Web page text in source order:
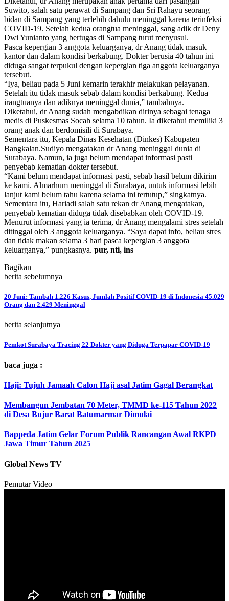
Suwito, salah satu perawat di Sampang dan Sri Rahayu seorang
bidan di Sampang yang terlebih dahulu meninggal karena terinfeksi
COVID-19. Setelah kedua orangtua meninggal, sang adik dr Deny
Dwi Yunianto yang bertugas di Sampang turut menyusul.
Pasca kepergian 3 anggota keluarganya, dr Anang tidak masuk
kantor dan dalam kondisi berkabung. Dokter berusia 40 tahun ini
diduga sangat terpukul dengan kepergian tiga anggota keluarganya
tersebut.
“Iya, beliau pada 5 Juni kemarin terakhir melakukan pelayanan.
Setelah itu tidak masuk sebab dalam kondisi berkabung. Kedua
irangtuanya dan adiknya meninggal dunia,” tambahnya.
Diketahui, dr Anang sudah mengabdikan dirinya sebagai tenaga
medis di Puskesmas Socah selama 10 tahun. Ia diketahui memiliki 3
orang anak dan berdomisili di Surabaya.
Sementara itu, Kepala Dinas Kesehatan (Dinkes) Kabupaten
Bangkalan.Sudiyo mengatakan dr Anang meninggal dunia di
Surabaya. Namun, ia juga belum mendapat informasi pasti
penyebab kematian dokter tersebut.
“Kami belum mendapat informasi pasti, sebab hasil belum dikirim
ke kami. Almarhum meninggal di Surabaya, untuk informasi lebih
lanjut kami belum tahu karena selama ini tertutup,” singkatnya.
Sementara itu, Hariadi salah satu rekan dr Anang mengatakan,
penyebab kematian diduga tidak disebabkan oleh COVID-19.
Menurut informasi yang ia terima, dr Anang mengalami stres setelah
ditinggal oleh 3 anggota keluarganya. “Saya dapat info, beliau stres
dan tidak makan selama 3 hari pasca kepergian 3 anggota
keluarganya,” pungkasnya. pur, nti, ins
Bagikan
berita sebelumnya
20 Juni: Tambah 1.226 Kasus, Jumlah Positif COVID-19 di Indonesia 45.029
Orang dan 2.429 Meninggal
berita selanjutnya
Pemkot Surabaya Tracing 22 Dokter yang Diduga Terpapar COVID-19
baca juga :
Haji: Tujuh Jamaah Calon Haji asal Jatim Gagal Berangkat
Membangun Jembatan 70 Meter, TMMD ke-115 Tahun 2022
di Desa Bujur Barat Batumarmar Dimulai
Bappeda Jatim Gelar Forum Publik Rancangan Awal RKPD
Jawa Timur Tahun 2025
Global News TV
Pemutar Video